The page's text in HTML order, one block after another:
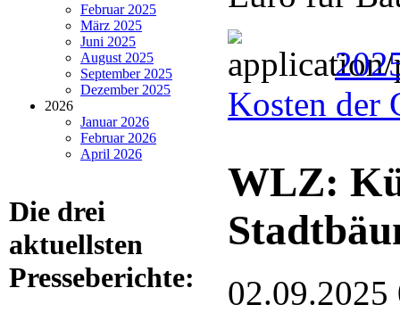
Februar 2025
März 2025
Juni 2025
August 2025
September 2025
Dezember 2025
2026
Januar 2026
Februar 2026
April 2026
Die drei
aktuellsten
Presseberichte:
Kosten der
WLZ:
02.09.2025